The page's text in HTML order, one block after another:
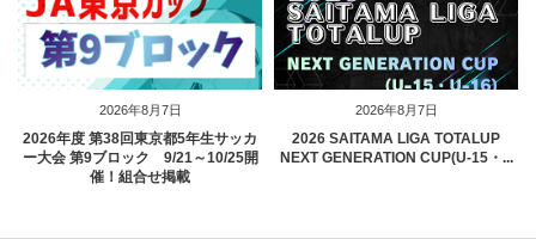
2026年8月7日
2026年度 第38回東京都5年生サッカ
ー大会 第9ブロック 9/21～10/25開
催！組合せ掲載
2026年8月7日
2026 SAITAMA LIGA TOTALUP
NEXT GENERATION CUP(U-15・...